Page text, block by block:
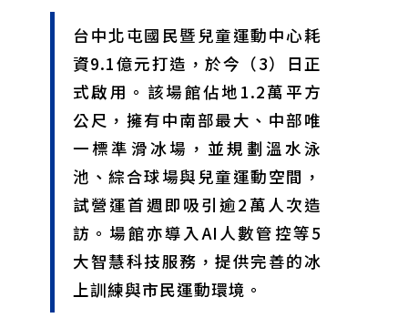
化身探險工具自主解謎
活潑親切打破失智框架！日王牌業務丹野智文抗病13
年，靠「第二大腦」獨自來台分享生命淚水
國際保育盛事首移師亞洲 Joint TAG全球專家會議臺北
綠營中投參選人合體 拋「中投新市鎮」 交通與醫療跨
域治理成焦點
夜市變廟會！山邊媽、旱溪媽、大庄媽三媽首度齊巡逢
甲 萬人爭躦轎底響徹夜空
MLB》鄧愷威6局飆6K完封小熊奪第3勝！宰制力複製
「王建民建仔旋風」引爆世代傳承鐵觀音節政大登場 結合大文山友善食農與地方創生
臺德技職教育深層對話！德國Walther Rathenau師生
造訪大安高工 體驗端午文化與前瞻工業實作
迎端午、抗酷暑！臺中盛夏水域系列活動本周六起兩地
尖兵用藝術「說」出千年風俗
20年淬鍊！貓空纜車運量突破4,000萬人次 「天空綠
洲」成國際打卡新地標
熊鷹羽毛與保育的兩難！金甌女中師生齊聚《飛吧！熊
鷹》特映會 深化原民文化與生態永續教育
29件神級作品齊聚葫蘆墩！「藝馬登豐」2026台灣工
藝之家聯展震撼登場
跨越百年的生物觀測！科博館、成大《時空丈量師》特
展：讓典藏標本說出氣候變遷真相
睽違七年！精品郵輪「島嶼天空號」首航臺中港 參山處
攜手縣市熱情迎賓
金牌搖籃驚傳「球荒」！江啟臣偕運彩公會挺萬和國
中，捐贈 1800 顆羽球助小將 4 月全中運奪金
世足》阿根廷足球巨星梅西父親兼經紀人豪爾赫去世 享
壽68歲
台中北屯國民暨兒童運動中心耗
資9.1億元打造，於今（3）日正
式啟用。該場館佔地1.2萬平方
公尺，擁有中南部最大、中部唯
一標準滑冰場，並規劃溫水泳
池、綜合球場與兒童運動空間，
試營運首週即吸引逾2萬人次造
訪。場館亦導入AI人數管控等5
大智慧科技服務，提供完善的冰
上訓練與市民運動環境。